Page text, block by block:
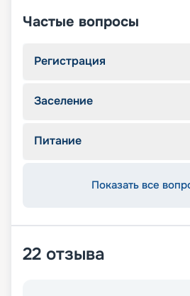
Частые вопросы
Регистрация
Заселение
Питание
Показать все
22 отзыва